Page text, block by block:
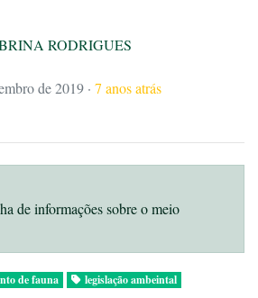
RODRIGUES
de 2019 · 7 anos atrás
de informações sobre o meio
de fauna legislação ambeintal